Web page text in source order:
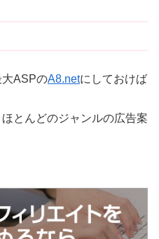
ASPのA8.netにしておけば
とんどのジャンルの広告案